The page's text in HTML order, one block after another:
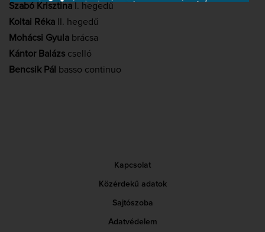
Szabó Krisztina I. hegedű
Koltai Réka II. hegedű
Mohácsi Gyula brácsa
Kántor Balázs cselló
Bencsik Pál
basso continuo
Kapcsolat
Közérdekű adatok
Sajtószoba
Adatvédelem